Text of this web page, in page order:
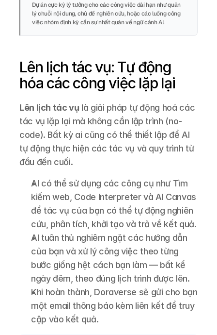
Dự án cực kỳ lý tưởng cho các công việc dài hạn như quản
lý chuỗi nội dung, chủ đề nghiên cứu, hoặc các luồng công
việc nhóm định kỳ cần sự nhất quán về ngữ cảnh AI.
Lên lịch tác vụ: Tự động
hóa các công việc lặp lại
Lên lịch tác vụ là giải pháp tự động hoá các
tác vụ lặp lại mà không cần lập trình (no-
code). Bất kỳ ai cũng có thể thiết lập để AI
tự động thực hiện các tác vụ và quy trình từ
đầu đến cuối.
AI có thể sử dụng các công cụ như Tìm
kiếm web, Code Interpreter và AI Canvas
để tác vụ của bạn có thể tự động nghiên
cứu, phân tích, khởi tạo và trả về kết quả.
AI tuân thủ nghiêm ngặt các hướng dẫn
của bạn và xử lý công việc theo từng
bước giống hệt cách bạn làm — bất kể
ngày đêm, theo đúng lịch trình được lên.
Khi hoàn thành, Doraverse sẽ gửi cho bạn
một email thông báo kèm liên kết để truy
cập vào kết quả.